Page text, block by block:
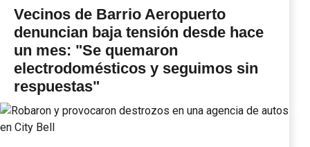
Vecinos de Barrio Aeropuerto
denuncian baja tensión desde hace
un mes: "Se quemaron
electrodomésticos y seguimos sin
respuestas"